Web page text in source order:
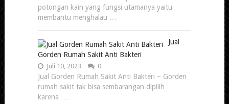
potongan kain yang fungsi utamanya yaitu
membantu menghalau …
Jual
Gorden Rumah Sakit Anti Bakteri
Juli 10, 2023 0
Jual Gorden Rumah Sakit Anti Bakteri – Gorden
rumah sakit tak bisa sembarangan dipilih
karena …